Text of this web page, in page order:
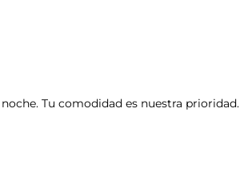
Tu comodidad es nuestra prioridad.